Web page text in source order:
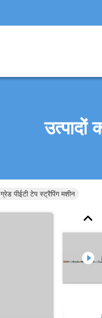
उत्पादों
पीईटी टेप स्ट्रैपिंग मशीन